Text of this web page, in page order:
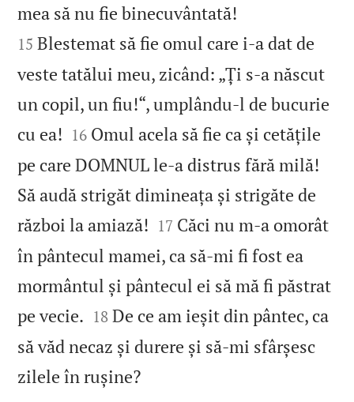
mea să nu fie binecuvântată!
15 Blestemat să fie omul care i‑a dat de
veste tatălui meu, zicând: „Ți s‑a născut
un copil, un fiu!“, umplându‑l de bucurie
cu ea! 

16 Omul acela să fie ca și cetățile
pe care DOMNUL le‑a distrus fără milă!
Să audă strigăt dimineața și strigăte de
război la amiază! 

17 Căci nu m‑a omorât
în pântecul mamei, ca să‑mi fi fost ea
mormântul și pântecul ei să mă fi păstrat
pe vecie. 

18 De ce am ieșit din pântec, ca
să văd necaz și durere și să‑mi sfârșesc
zilele în rușine?